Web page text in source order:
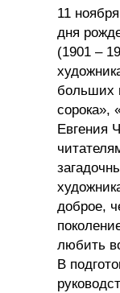
11
дня
(1901 –
больших
сорока»,
Евгения
доброе,
любить
В